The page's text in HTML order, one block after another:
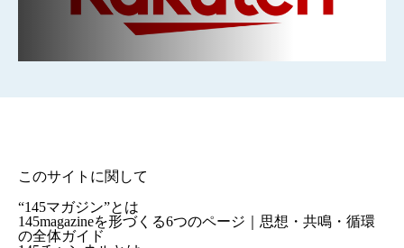
このサイトに関して
“145マガジン”とは
145magazineを形づくる6つのページ｜思想・共鳴・循環
の全体ガイド